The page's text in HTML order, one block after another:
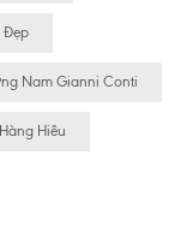
Đẹp
Nam Gianni Conti
Hiêu